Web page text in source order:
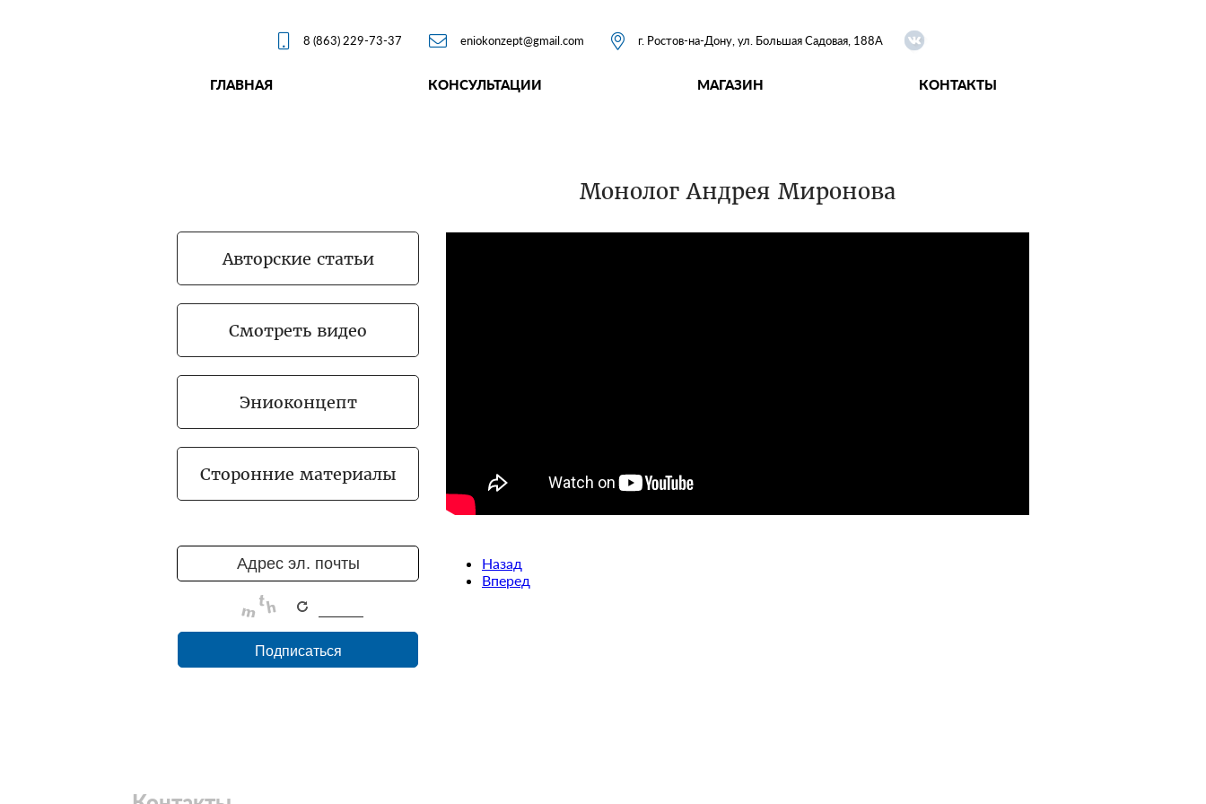
 8 (863) 229-73-37  eniokonzept@gmail.com  г. Ростов-на-Дону, ул. Большая Садовая, 188А
ГЛАВНАЯ КОНСУЛЬТАЦИИ МАГАЗИН КОНТАКТЫ
Авторские статьи
Смотреть видео
Эниоконцепт
Сторонние материалы
Монолог Андрея Миронова
Назад
Вперед